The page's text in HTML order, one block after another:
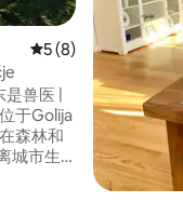
平均评分 5 分（满分
5 (8)
是兽医 |
森林和
城市生